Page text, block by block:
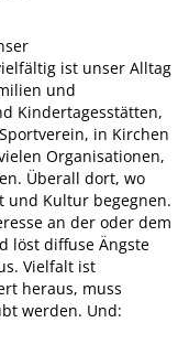
ist unser Alltag
und
Kindertagesstätten,
in Kirchen
Organisationen,
Überall dort, wo
und Kultur begegnen.
an der oder dem
löst diffuse Ängste
Vielfalt ist
heraus, muss
werden. Und: